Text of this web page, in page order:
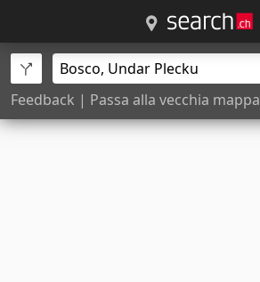
Feedback | Passa alla vecchia mappa